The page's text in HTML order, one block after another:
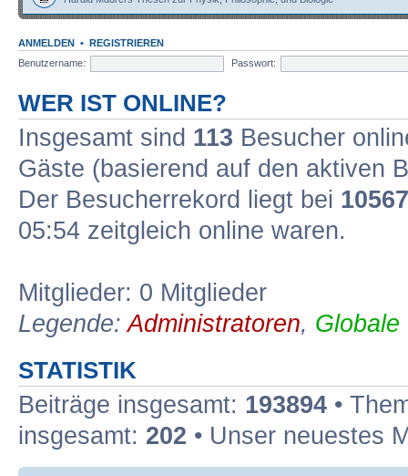
ANMELDEN • REGISTRIEREN
Benutzername:
Passwort:
WER IST ONLINE?
Insgesamt sind 113 Besucher
Gäste (basierend auf den aktiven
Der Besucherrekord liegt bei 10567
05:54 zeitgleich online waren.
Mitglieder: 0 Mitglieder
Legende:Administratoren, Globale
STATISTIK
Beiträge insgesamt: 193894 •
insgesamt: 202 • Unser neuestes